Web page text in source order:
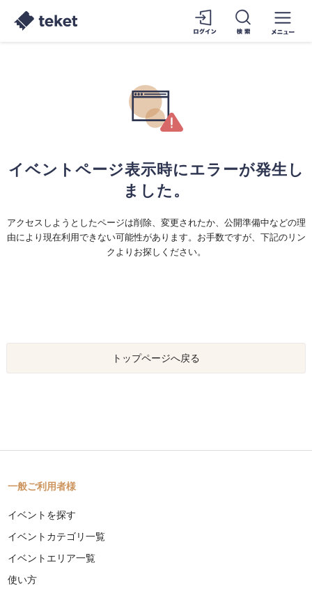
イベントページ表示時にエラーが発生し
ました。
アクセスしようとしたページは削除、変更されたか、公開準備中などの理
由により現在利用できない可能性があります。お手数ですが、下記のリン
クよりお探しください。
トップページへ戻る
一般ご利用者様
イベントを探す
イベントカテゴリ一覧
イベントエリア一覧
使い方